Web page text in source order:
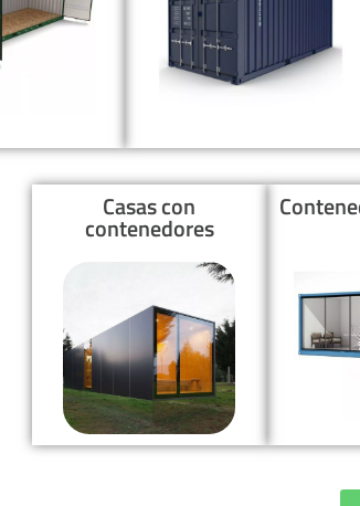
Casas con
contenedores